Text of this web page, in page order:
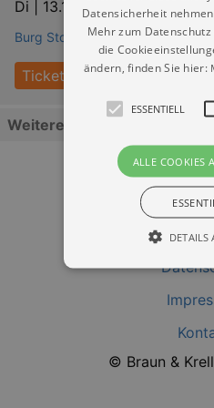
Di | 13.10.2026 | 10:00
Burg Stolpen
Tickets
Weitere Informationen
© Braun &
Datensicherheit
Mehr zum
die
ändern, finden Sie hier:
ESSENTIELL
ALLE COOKIES
DETAILS
Essentiell
Essentielle Cookies
grundlegenden
gebraucht. Zum Beispiel